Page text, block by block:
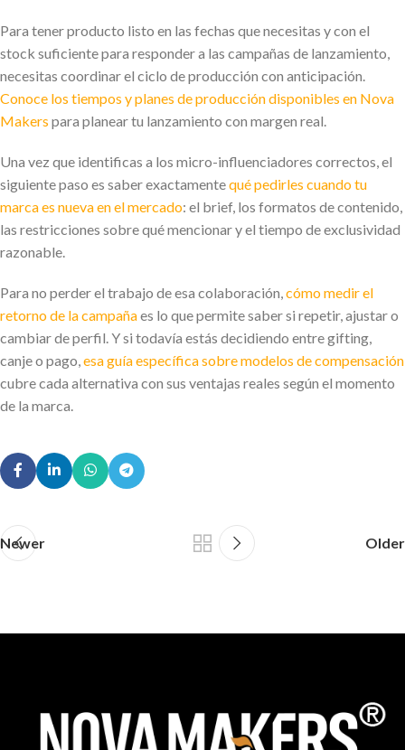
Para tener producto listo en las fechas que necesitas y con el
stock suficiente para responder a las campañas de lanzamiento,
necesitas coordinar el ciclo de producción con anticipación.
Conoce los tiempos y planes de producción disponibles en Nova
Makers para planear tu lanzamiento con margen real.
Una vez que identificas a los micro-influenciadores correctos, el
siguiente paso es saber exactamentequé pedirles cuando tu
marca es nueva en el mercado: el brief, los formatos de contenido,
las restricciones sobre qué mencionar y el tiempo de exclusividad
razonable.
Para no perder el trabajo de esa colaboración, cómo medir el
retorno de la campañaes lo que permite saber si repetir, ajustar o
cambiar de perfil. Y si todavía estás decidiendo entre gifting,
canje o pago, esa guía específica sobre modelos de compensación
cubre cada alternativa con sus ventajas reales según el momento
de la marca.
Newer Older